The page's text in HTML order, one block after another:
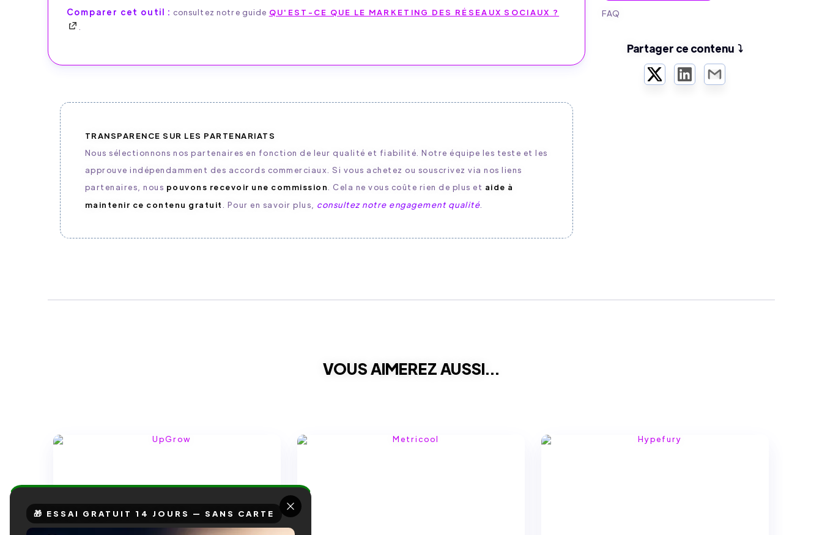
Comparer cet outil : consultez notre guide QU'EST-CE QUE LE MARKETING DES RÉSEAUX SOCIAUX ?
TRANSPARENCE SUR LES PARTENARIATS
Nous sélectionnons nos partenaires en fonction de leur qualité et fiabilité. Notre équipe les teste et les
approuve indépendamment des accords commerciaux. Si vous achetez ou souscrivez via nos liens
partenaires, nous pouvons recevoir une commission . Cela ne vous coûte rien de plus et aide à
maintenir ce contenu gratuit
. Pour en savoir plus, consultez notre engagement qualité
FAQ
Partager ce contenu ⤵️
TwitterLinkedInEmail
VOUS AIMEREZ AUSSI...
🎁 ESSAI GRATUIT 14 JOURS — SANS CARTE